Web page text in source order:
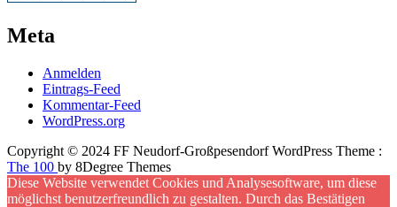
Meta
Anmelden
Eintrags-Feed
Kommentar-Feed
WordPress.org
Copyright © 2024 FF Neudorf-Großpesendorf WordPress Theme :
The 100 by 8Degree Themes
Diese Website verwendet Cookies und Analysesoftware, um diese
möglichst benutzerfreundlich zu gestalten. Durch das Bestätigen